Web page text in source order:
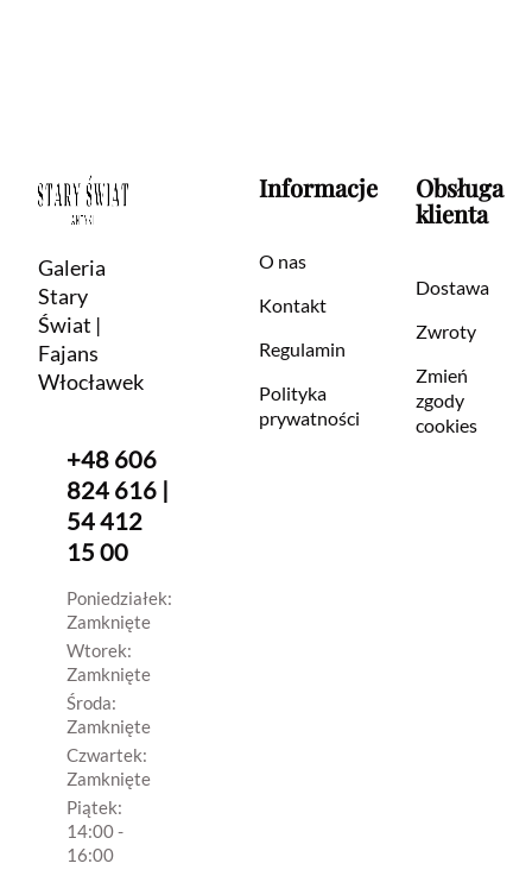
Galeria
Stary
Świat |
Fajans
Włocławek
+48 606
824 616 |
54 412
15 00
Poniedziałek:
Zamknięte
Wtorek:
Zamknięte
Środa:
Zamknięte
Czwartek:
Zamknięte
Piątek:
14:00 -
16:00
Informacje
O nas
Kontakt
Regulamin
Polityka
prywatności
Obsługa
klienta
Dostawa
Zwroty
Zmień
zgody
cookies